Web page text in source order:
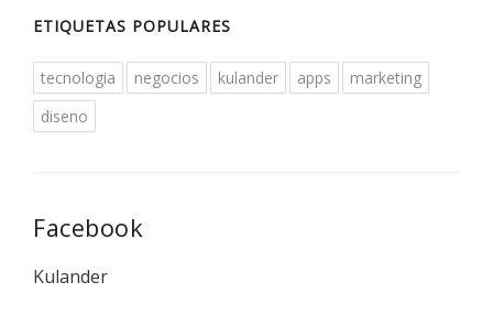
ETIQUETAS POPULARES
tecnologia negocios kulander apps
marketing
diseno
Facebook
Kulander